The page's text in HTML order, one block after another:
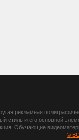
рекламная
стиль и его основной
Обучающие
©